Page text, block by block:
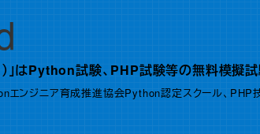
」はPython試験、PHP試験等の無料模擬試
エンジニア育成推進協会Python認定スクール、